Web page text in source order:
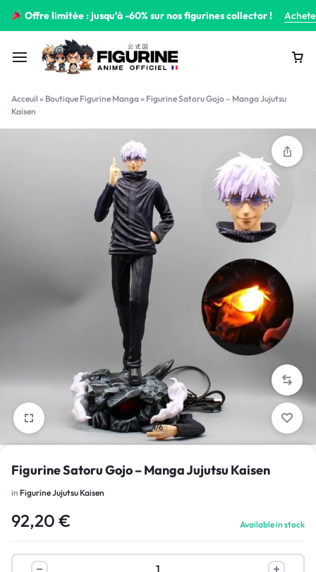
Offre limitée : jusqu’à -60% sur nos figurines collector !
Acceuil » Boutique Figurine Manga» Figurine Satoru Gojo – Manga Jujutsu
Kaisen
1/6
Figurine Satoru Gojo – Manga Jujutsu Kaisen
in Figurine Jujutsu Kaisen
92,20 € Available in stock